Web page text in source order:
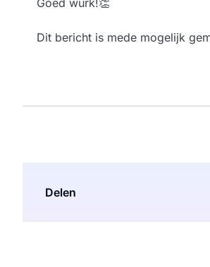
Dit bericht is mede mogelijk
Delen